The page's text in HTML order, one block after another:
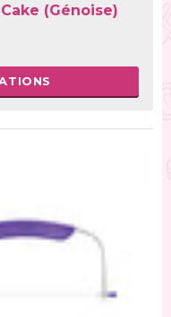
(Génoise)